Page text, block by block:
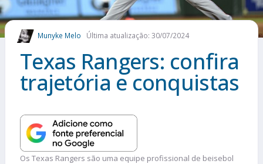
COMO APOSTAR
MAIS ESPORTES
Munyke Melo Última atualização: 30/07/2024
Texas Rangers: confira
trajetória e conquistas
Os Texas Rangers são uma equipe profissional de beisebol